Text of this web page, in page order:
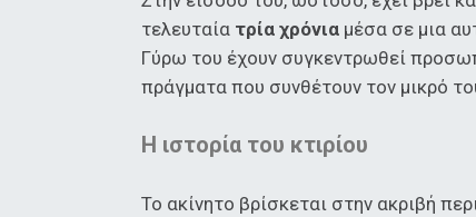
τελευταία τρία χρόνια μέσα σε μια
Γύρω του έχουν συγκεντρωθεί
πράγματα που συνθέτουν τον μικρό
Η ιστορία του κτιρίου
Το ακίνητο βρίσκεται στην ακριβή